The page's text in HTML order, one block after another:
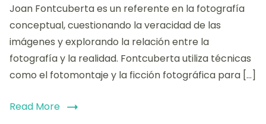
Joan Fontcuberta es un referente en la fotografía
conceptual, cuestionando la veracidad de las
imágenes y explorando la relación entre la
fotografía y la realidad. Fontcuberta utiliza técnicas
como el fotomontaje y la ficción fotográfica para […]
Read More